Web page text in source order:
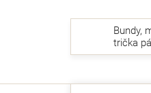
Bundy,
trička